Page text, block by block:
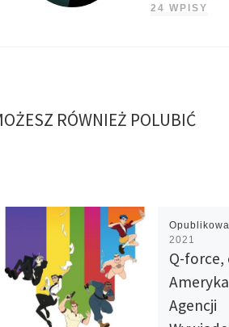
24 WPISY
RÓWNIEŻ POLUBIĆ
2021
Q-force,
Agencji